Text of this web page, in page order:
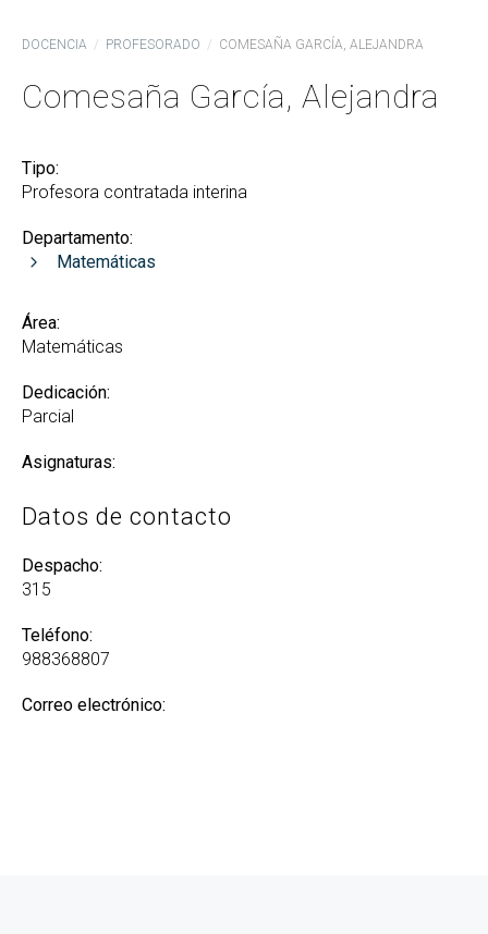
DOCENCIA PROFESORADO COMESAÑA GARCÍA, ALEJANDRA
Comesaña García, Alejandra
Tipo:
Profesora contratada interina
Departamento:
Matemáticas
Área:
Matemáticas
Dedicación:
Parcial
Asignaturas:
Datos de contacto
Despacho:
315
Teléfono:
988368807
Correo electrónico: